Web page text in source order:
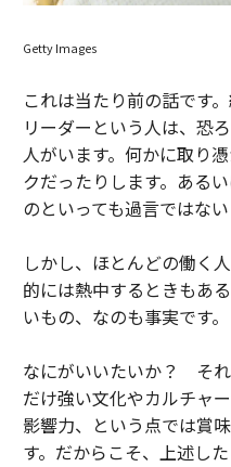
Getty Images
これは当たり前の話です
リーダーという人は、恐
人がいます。何かに取り
クだったりします。ある
のといっても過言ではない
しかし、ほとんどの働く
的には熱中するときもあ
いもの、なのも事実です。
なにがいいたいか？ そ
だけ強い文化やカルチャ
影響力、という点では賞
す。だからこそ、上述し